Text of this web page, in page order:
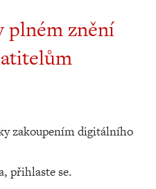
plném znění
zakoupením digitálního
přihlaste se.